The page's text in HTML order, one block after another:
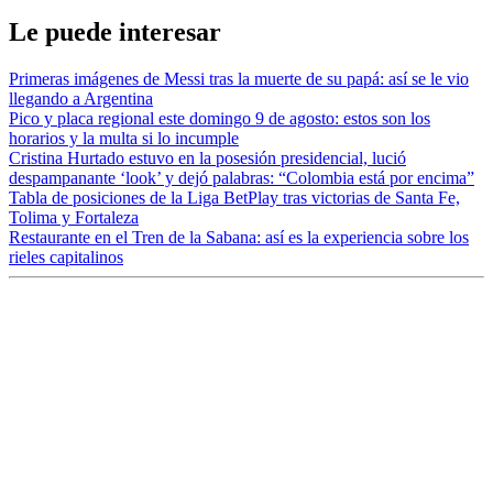
Le puede interesar
Primeras imágenes de Messi tras la muerte de su papá: así se le vio
llegando a Argentina
Pico y placa regional este domingo 9 de agosto: estos son los
horarios y la multa si lo incumple
Cristina Hurtado estuvo en la posesión presidencial, lució
despampanante ‘look’ y dejó palabras: “Colombia está por encima”
Tabla de posiciones de la Liga BetPlay tras victorias de Santa Fe,
Tolima y Fortaleza
Restaurante en el Tren de la Sabana: así es la experiencia sobre los
rieles capitalinos